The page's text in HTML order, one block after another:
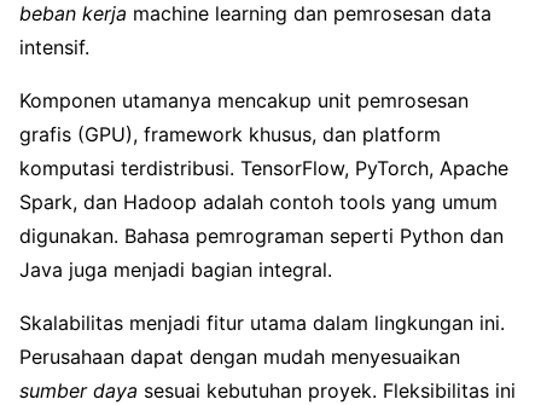
beban kerja machine learning dan pemrosesan data
intensif.
Komponen utamanya mencakup unit pemrosesan
grafis (GPU), framework khusus, dan platform
komputasi terdistribusi. TensorFlow, PyTorch, Apache
Spark, dan Hadoop adalah contoh tools yang umum
digunakan. Bahasa pemrograman seperti Python dan
Java juga menjadi bagian integral.
Skalabilitas menjadi fitur utama dalam lingkungan ini.
Perusahaan dapat dengan mudah menyesuaikan
sumber daya sesuai kebutuhan proyek. Fleksibilitas ini